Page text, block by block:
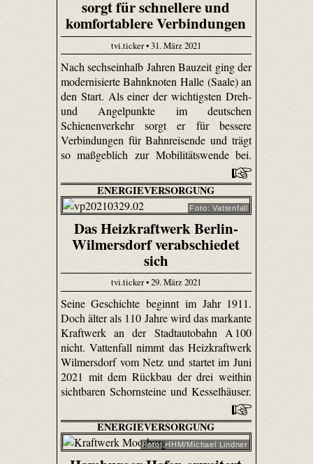
sorgt für schnellere und
komfortablere Verbindungen
tvi.ticker • 31. März 2021
Nach sechseinhalb Jahren Bauzeit ging der
modernisierte Bahnknoten Halle (Saale) an
den Start. Als einer der wichtigsten Dreh-
und Angelpunkte im deutschen
Schienenverkehr sorgt er für bessere
Verbindungen für Bahnreisende und trägt
so maßgeblich zur Mobilitätswende bei.
ENERGIEVERSORGUNG
Foto: Vattenfall
Das Heizkraftwerk Berlin-
Wilmersdorf verabschiedet
sich
tvi.ticker • 29. März 2021
Seine Geschichte beginnt im Jahr 1911.
Doch älter als 110 Jahre wird das markante
Kraftwerk an der Stadtautobahn A 100
nicht. Vattenfall nimmt das Heizkraftwerk
Wilmersdorf vom Netz und startet im Juni
2021 mit dem Rückbau der drei weithin
sichtbaren Schornsteine und Kesselhäuser.
ENERGIEVERSORGUNG
Foto: HHM/Michael Lindner